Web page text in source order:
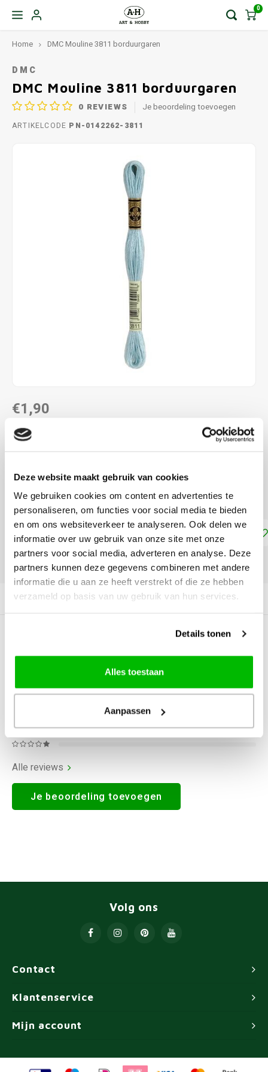
Deze website maakt gebruik van cookies
We gebruiken cookies om content en advertenties te
personaliseren, om functies voor social media te bieden
en om ons websiteverkeer te analyseren. Ook delen we
informatie over uw gebruik van onze site met onze
partners voor social media, adverteren en analyse. Deze
partners kunnen deze gegevens combineren met andere
informatie die u aan ze heeft verstrekt of die ze hebben
verzameld op basis van uw gebruik van hun services.
Details tonen
Alles toestaan
Aanpassen
0
Home DMC Mouline 3811 borduurgaren
DMC
DMC Mouline 3811 borduurgaren
0 REVIEWS Je beoordeling toevoegen
ARTIKELCODE PN-0142262-3811
€1,90
DIRECT LEVERBAAR
"DMC COLOUR VARIATIONS" OF "DMC LIGHT
EFFECTS " KOOPT, ONTVANG JE EEN KORTING VAN
100% OP HET LAAGSTGEPRIJSDE PRODUCT.
Toevoegen aan winkelwagen
DELEN:
Productomschrijving
Alle reviews
Je beoordeling toevoegen
Contact
Volg ons
Klantenservice
Mijn account